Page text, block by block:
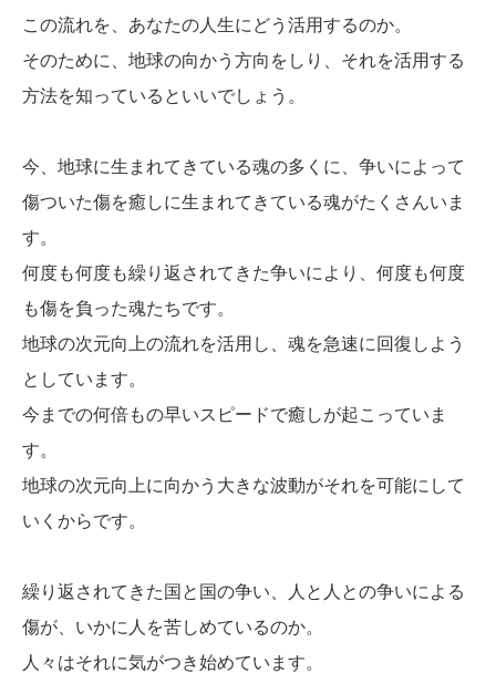
この流れを、あなたの人生にどう活用するのか。
そのために、地球の向かう方向をしり、それを活用する
方法を知っているといいでしょう。
今、地球に生まれてきている魂の多くに、争いによって
傷ついた傷を癒しに生まれてきている魂がたくさんいま
す。
何度も何度も繰り返されてきた争いにより、何度も何度
も傷を負った魂たちです。
地球の次元向上の流れを活用し、魂を急速に回復しよう
としています。
今までの何倍もの早いスピードで癒しが起こっていま
す。
地球の次元向上に向かう大きな波動がそれを可能にして
いくからです。
繰り返されてきた国と国の争い、人と人との争いによる
傷が、いかに人を苦しめているのか。
人々はそれに気がつき始めています。